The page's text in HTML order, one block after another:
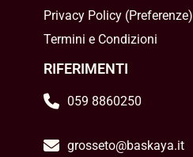
Privacy Policy(Preferenze)
Termini e Condizioni
RIFERIMENTI
059 8860250
grosseto@baskaya.it